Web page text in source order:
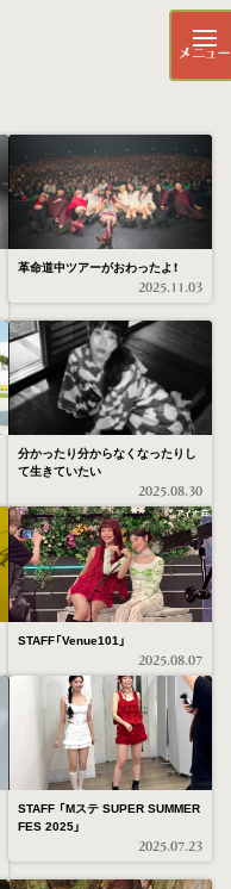
メニュー
革命道中ツアーがおわったよ！
2025.11.03
分かったり分からなくなったりし
て生きていたい
2025.08.30
STAFF「Venue101」
2025.08.07
STAFF 「Mステ SUPER SUMMER
FES 2025」
2025.07.23